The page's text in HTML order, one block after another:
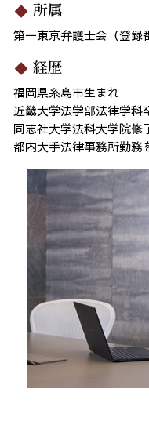
所属
第一東京弁護士会（登録
経歴
福岡県糸島市生まれ
近畿大学法学部法律学科
同志社大学法科大学院修
都内大手法律事務所勤務